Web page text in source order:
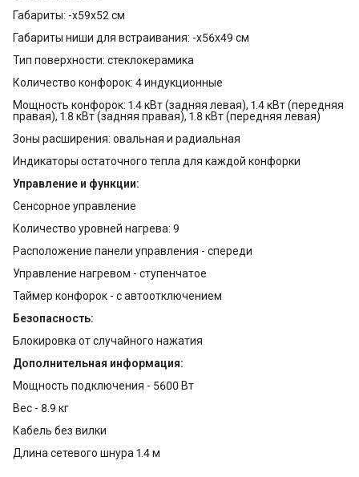
Габариты: -x59x52 см
Габариты ниши для встраивания: -x56x49 см
Тип поверхности: стеклокерамика
Количество конфорок: 4 индукционные
Мощность конфорок: 1.4 кВт (задняя левая), 1.4 кВт (передняя
правая), 1.8 кВт (задняя правая), 1.8 кВт (передняя левая)
Зоны расширения: овальная и радиальная
Индикаторы остаточного тепла для каждой конфорки
Управление и функции:
Сенсорное управление
Количество уровней нагрева: 9
Расположение панели управления - спереди
Управление нагревом - ступенчатое
Таймер конфорок - с автоотключением
Безопасность:
Блокировка от случайного нажатия
Дополнительная информация:
Мощность подключения - 5600 Вт
Вес - 8.9 кг
Кабель без вилки
Длина сетевого шнура 1.4 м